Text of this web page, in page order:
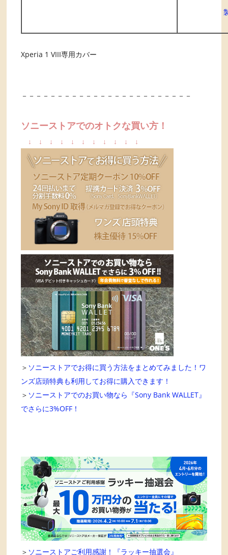
Xperia 1 VIII専用カバー
－－－－－－－－－－－－－－－－－－－－－－－－
ソニーストアでのオトクな買い方！
↓ ↓ ↓ ↓ ↓ ↓ ↓ ↓ ↓ ↓ ↓
＞ ソニーストアでお得に買う方法をまとめてみました！ワ
ンズ店頭特典も利用してお得に購入できます！
＞ ソニーストアでのお買い物なら『Sony Bank WALLET』
でさらに3%OFF！
＞ ソニーストアご利用感謝！『ラッキー抽選会』